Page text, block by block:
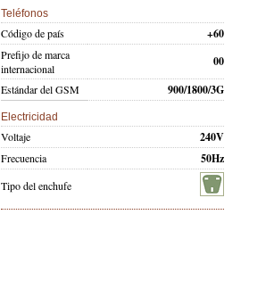
Teléfonos
Código de país +60
Prefijo de marca
internacional
00
Estándar del GSM 900/1800/3G
Electricidad
Voltaje 240V
Frecuencia 50Hz
Tipo del enchufe